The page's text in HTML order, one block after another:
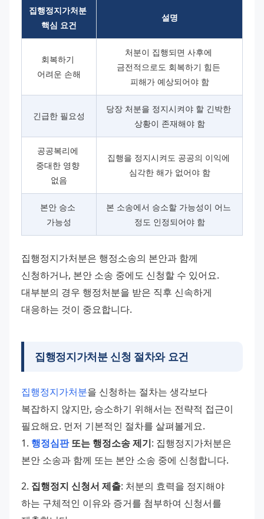
집행정지가처분
핵심 요건
설명
회복하기
어려운 손해
처분이 집행되면 사후에
금전적으로도 회복하기 힘든
피해가 예상되어야 함
긴급한 필요성
당장 처분을 정지시켜야 할 긴박한
상황이 존재해야 함
공공복리에
중대한 영향
없음
집행을 정지시켜도 공공의 이익에
심각한 해가 없어야 함
본안 승소
가능성
본 소송에서 승소할 가능성이 어느
정도 인정되어야 함
집행정지가처분은 행정소송의 본안과 함께
신청하거나, 본안 소송 중에도 신청할 수 있어요.
대부분의 경우 행정처분을 받은 직후 신속하게
대응하는 것이 중요합니다.
집행정지가처분 신청 절차와 요건
집행정지가처분을 신청하는 절차는 생각보다
복잡하지 않지만, 승소하기 위해서는 전략적 접근이
필요해요. 먼저 기본적인 절차를 살펴볼게요.
1. 행정심판 또는 행정소송 제기: 집행정지가처분은
본안 소송과 함께 또는 본안 소송 중에 신청합니다.
2. 집행정지 신청서 제출: 처분의 효력을 정지해야
하는 구체적인 이유와 증거를 첨부하여 신청서를